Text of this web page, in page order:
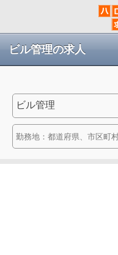
ビル管理の求人